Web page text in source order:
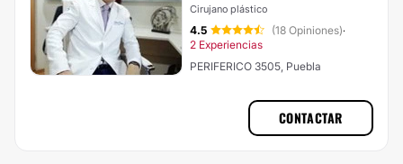
Cirujano plástico
4.5 (18 Opiniones)·
2 Experiencias
PERIFERICO 3505, Puebla
CONTACTAR